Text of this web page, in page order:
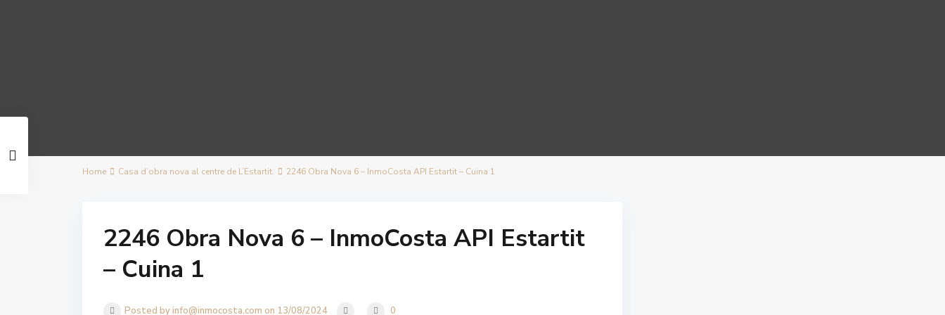
Home Casa d’obra nova al centre de L’Estartit. 2246 Obra Nova 6 – InmoCosta API Estartit – Cuina 1
2246 Obra Nova 6 – InmoCosta API Estartit
– Cuina 1
Posted by info@inmocosta.com on 13/08/2024 0